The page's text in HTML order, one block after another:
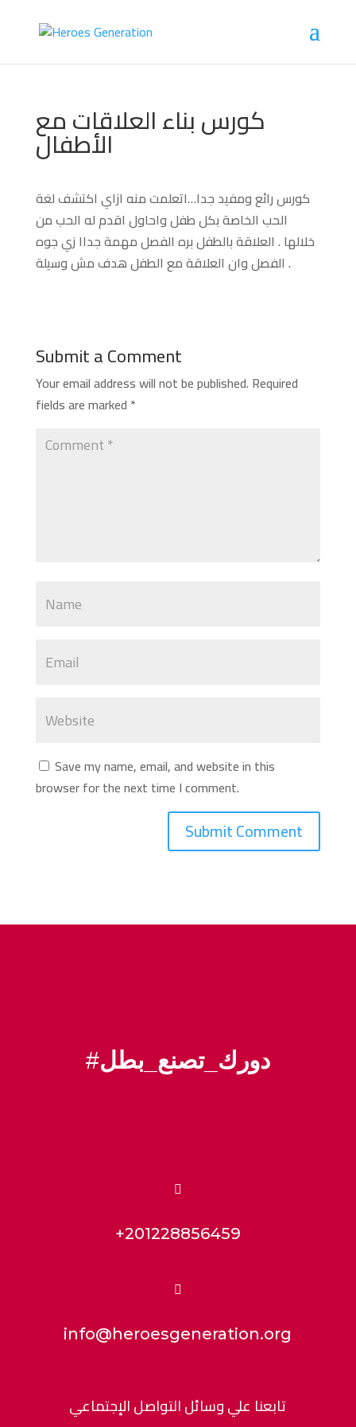
كورس بناء العلاقات مع
الأطفال
كورس رائع ومفيد جدا…اتعلمت منه ازاي اكتشف لغة
الحب الخاصة بكل طفل واحاول اقدم له الحب من
خلالها . العلاقة بالطفل بره الفصل مهمة جداا زي جوه
الفصل وان العلاقة مع الطفل هدف مش وسيلة .
Submit a Comment
Your email address will not be published. Required
fields are marked *
Save my name, email, and website in this
browser for the next time I comment.
#دورك_تصنع_بطل

+201228856459

info@heroesgeneration.org
تابعنا علي وسائل التواصل الإجتماعي